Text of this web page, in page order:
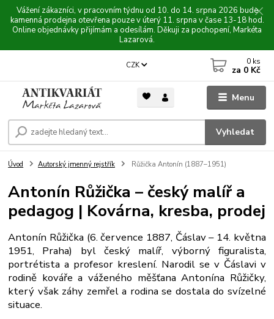
Vážení zákazníci, v pracovním týdnu od 10. do 14. srpna 2026 bude
kamenná prodejna otevřena pouze v úterý 11. srpna v čase 13-18 hod.
Online objednávky přijímám a odesílám. Děkuji za pochopení, Markéta
Lazarová.
Menu
CZK
Vyhledat
0 ks
za 0 Kč
Úvod Autorský jmenný rejstřík Růžička Antonín (1887–1951)
Antonín Růžička – český malíř a
pedagog | Kovárna, kresba, prodej
Antonín Růžička (6. července 1887, Čáslav – 14. května
1951, Praha) byl český malíř, výborný figuralista,
portrétista a profesor kreslení. Narodil se v Čáslavi v
rodině kováře a váženého měšťana Antonína Růžičky,
který však záhy zemřel a rodina se dostala do svízelné
situace.